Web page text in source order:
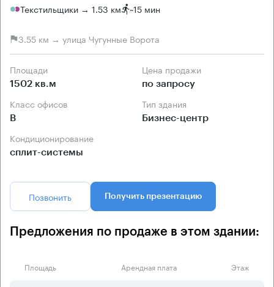
Текстильщики → 1.53 км ~15 мин
3.55 км → улица Чугунные Ворота
Площади
1502 кв.м
Цена продажи
по запросу
Класс офисов
B
Тип здания
Бизнес-центр
Кондиционирование
сплит-системы
Позвонить Получить презентацию
Предложения по продаже в этом здании:
Площадь Арендная плата Этаж